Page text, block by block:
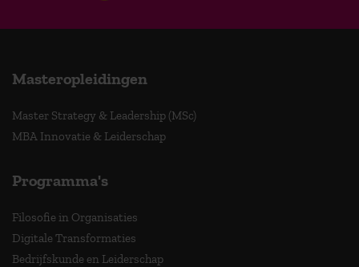
Masteropleidingen
Master Strategy & Leadership (MSc)
MBA Innovatie & Leiderschap
Programma's
Filosofie in Organisaties
Digitale Transformaties
Bedrijfskunde en Leiderschap